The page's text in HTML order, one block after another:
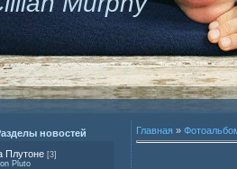
новостей
Плутоне [3]
Pluto
Главная »